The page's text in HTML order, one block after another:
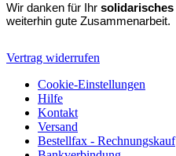
Wir danken für Ihr solidarisches
weiterhin gute Zusammenarbeit.
Vertrag widerrufen
Cookie-Einstellungen
Hilfe
Kontakt
Versand
Bestellfax - Rechnungskauf